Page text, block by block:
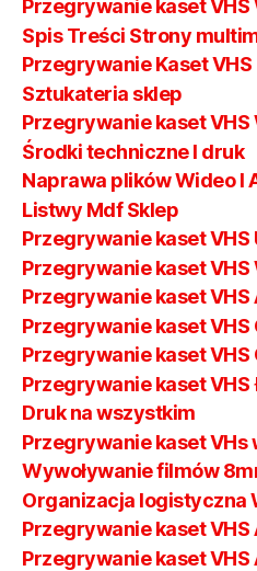
Przegrywanie kaset VHS
Spis Treści Strony
Przegrywanie Kaset VHS
Sztukateria sklep
Przegrywanie kaset VHS
Środki techniczne I druk
Naprawa plików Wideo I
Listwy Mdf Sklep
Przegrywanie kaset VHS
Przegrywanie kaset VHS
Przegrywanie kaset VHS
Przegrywanie kaset VHS
Przegrywanie kaset
Przegrywanie kaset VHS
Druk na wszystkim
Przegrywanie kaset VHs
Wywoływanie filmów
Organizacja logistyczna
Przegrywanie kaset VHS
Przegrywanie kaset VHS